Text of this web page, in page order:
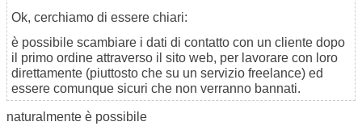
Ok, cerchiamo di essere chiari:
è possibile scambiare i dati di contatto con un cliente dopo
il primo ordine attraverso il sito web, per lavorare con loro
direttamente (piuttosto che su un servizio freelance) ed
essere comunque sicuri che non verranno bannati.
naturalmente è possibile